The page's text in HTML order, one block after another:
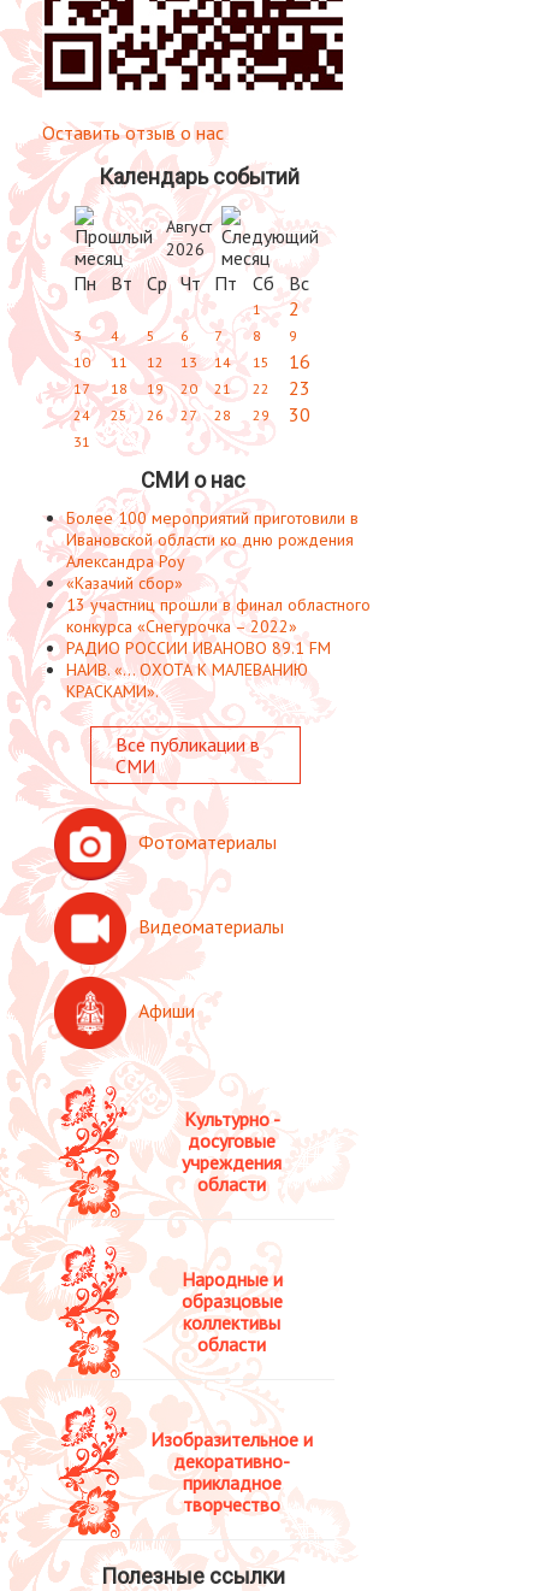
Культурно -
досуговые
учреждения
области
Народные и
образцовые
коллективы
области
Изобразительное и
декоративно-
прикладное
творчество
Полезные ссылки
Оставить отзыв о нас
Календарь событий
Август
2026
Пн Вт Ср Чт Пт Сб Вс
1 2
3 4 5 6 7 8
9
10
11 12 13 14 15 16
17 18 19 20 21 22 23
24 25 26 27 28 29 30
31
СМИ о нас
Более 100 мероприятий приготовили в
Ивановской области ко дню рождения
Александра Роу
«Казачий сбор»
13 участниц прошли в финал областного
конкурса «Снегурочка – 2022»
РАДИО РОССИИ ИВАНОВО 89.1 FM
НАИВ. «... ОХОТА К МАЛЕВАНИЮ
КРАСКАМИ».
Все публикации в
СМИ
Фотоматериалы
Видеоматериалы
Афиши